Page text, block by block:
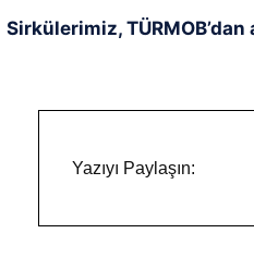
Sirkülerimiz, TÜRMOB’dan
Yazıyı Paylaşın: